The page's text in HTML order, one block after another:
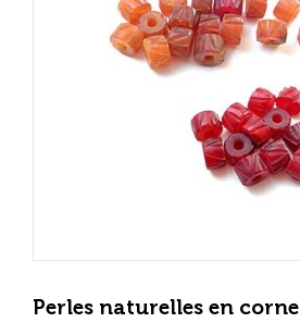
Perles naturelles en corne